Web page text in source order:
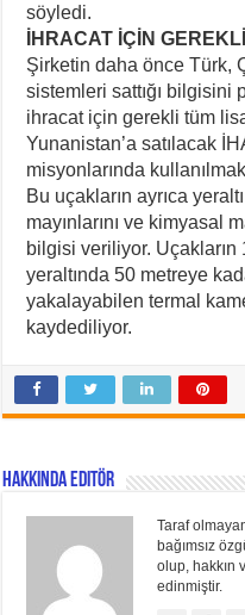
söyledi.
İHRACAT İÇİN
Şirketin daha önce Türk,
sistemleri sattığı bilgisini
ihracat için gerekli tüm
Yunanistan’a satılacak
misyonlarında
Bu uçakların ayrıca yeraltı
mayınlarını ve kimyasal
bilgisi veriliyor.
yeraltında 50 metreye
yakalayabilen termal
kaydediliyor.
Hakkında Editör
Taraf
bağımsız
olup, hakkın
edinmiştir.